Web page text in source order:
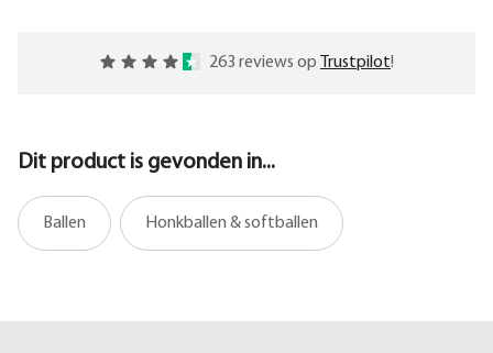
263 reviews op Trustpilot!
Dit product is gevonden in...
Ballen Honkballen & softballen